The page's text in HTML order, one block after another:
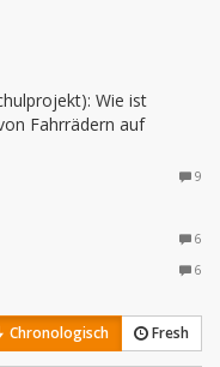
Wie ist
Fahrrädern auf
9
6
6
Chronologisch Fresh